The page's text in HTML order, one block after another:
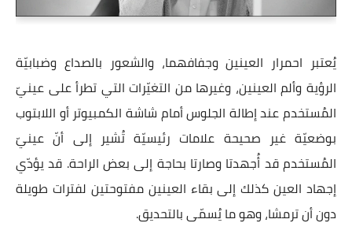
يُعتبر احمرار العينين وجفافهما، والشعور بالصداع وضبابيّة
الرؤية وألم العينين، وغيرها من التغيّرات التي تطرأ على عينيّ
المُستخدم عند إطالة الجلوس أمام شاشة الكمبيوتر أو اللابتوب
بوضعيّة غير صحيحة علامات رئيسيّة تُشير إلى أنّ عينيّ
المُستخدم قد أُجهدتا وصارتا بحاجة إلى بعض الراحة. قد يؤدّي
إجهاد العين كذلك إلى بقاء العينين مفتوحتين لفترات طويلة
دون أن ترمشا، وهو ما يُسمّى بالتحديق.